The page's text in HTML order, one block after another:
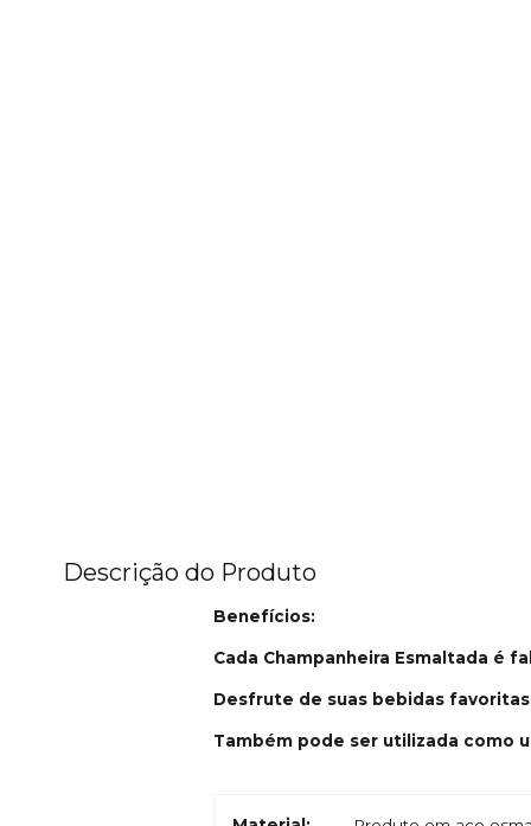
Descrição do Produto
Benefícios:
Cada Champanheira Esmaltada é
Desfrute de suas bebidas
Também pode ser utilizada como